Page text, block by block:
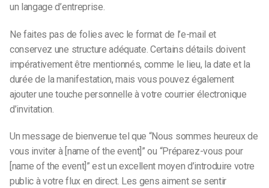
un langage d’entreprise.
Ne faites pas de folies avec le format de l’e-mail et
conservez une structure adéquate. Certains détails doivent
impérativement être mentionnés, comme le lieu, la date et la
durée de la manifestation, mais vous pouvez également
ajouter une touche personnelle à votre courrier électronique
d’invitation.
Un message de bienvenue tel que “Nous sommes heureux de
vous inviter à [name of the event]” ou “Préparez-vous pour
[name of the event]” est un excellent moyen d’introduire votre
public à votre flux en direct. Les gens aiment se sentir